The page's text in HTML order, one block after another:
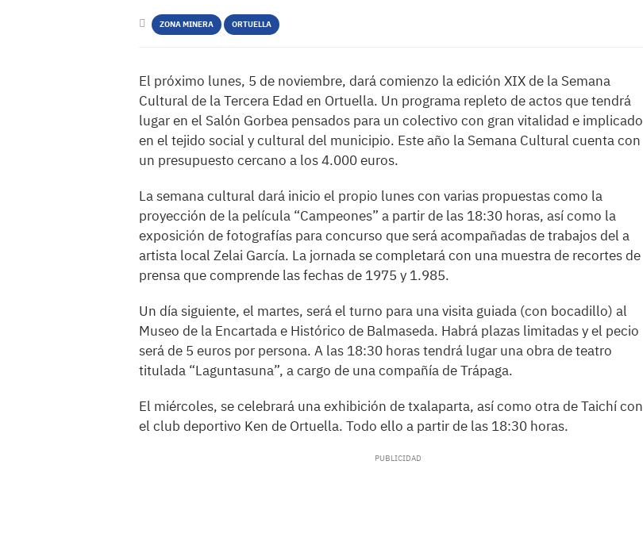
ZONA MINERA ORTUELLA
El próximo lunes, 5 de noviembre, dará comienzo la edición XIX de la Semana
Cultural de la Tercera Edad en Ortuella. Un programa repleto de actos que tendrá
lugar en el Salón Gorbea pensados para un colectivo con gran vitalidad e implicado
en el tejido social y cultural del municipio. Este año la Semana Cultural cuenta con
un presupuesto cercano a los 4.000 euros.
La semana cultural dará inicio el propio lunes con varias propuestas como la
proyección de la película “Campeones” a partir de las 18:30 horas, así como la
exposición de fotografías para concurso que será acompañadas de trabajos del a
artista local Zelai García. La jornada se completará con una muestra de recortes de
prensa que comprende las fechas de 1975 y 1.985.
Un día siguiente, el martes, será el turno para una visita guiada (con bocadillo) al
Museo de la Encartada e Histórico de Balmaseda. Habrá plazas limitadas y el pecio
será de 5 euros por persona. A las 18:30 horas tendrá lugar una obra de teatro
titulada “Laguntasuna”, a cargo de una compañía de Trápaga.
El miércoles, se celebrará una exhibición de txalaparta, así como otra de Taichí con
el club deportivo Ken de Ortuella. Todo ello a partir de las 18:30 horas.